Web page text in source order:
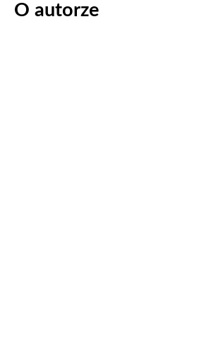
O autorze